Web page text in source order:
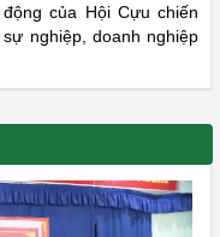
của Hội Cựu chiến
nghiệp, doanh nghiệp